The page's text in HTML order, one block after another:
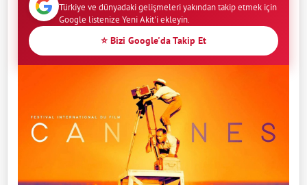
Türkiye ve dünyadaki gelişmeleri yakından takip etmek için
Google listenize Yeni Akit'i ekleyin.
⭐ Bizi Google'da Takip Et